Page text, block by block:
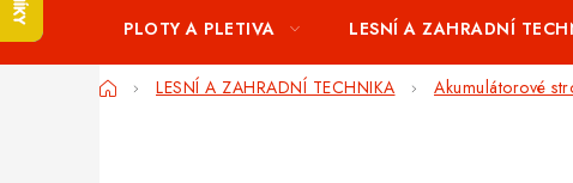
PLOTY A PLETIVA LESNÍ A ZAHRADNÍ
DomůLESNÍ A ZAHRADNÍ TECHNIKA Akumulátorové